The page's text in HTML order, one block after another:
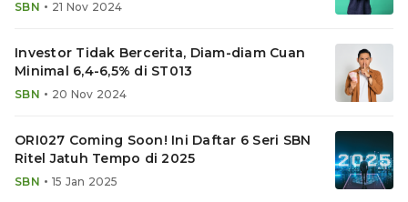
SBN • 21 Nov 2024
Investor Tidak Bercerita, Diam-diam Cuan
Minimal 6,4-6,5% di ST013
SBN • 20 Nov 2024
ORI027 Coming Soon! Ini Daftar 6 Seri SBN
Ritel Jatuh Tempo di 2025
SBN • 15 Jan 2025